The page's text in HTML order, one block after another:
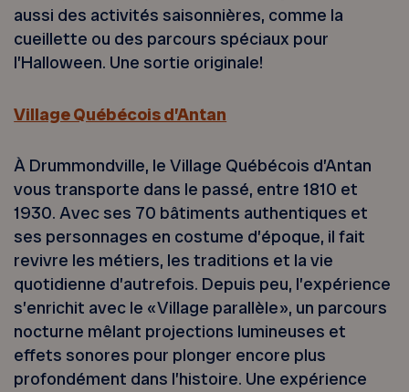
aussi des activités saisonnières, comme la
cueillette ou des parcours spéciaux pour
l’Halloween. Une sortie originale!
Village Québécois d’Antan
À Drummondville, le Village Québécois d’Antan
vous transporte dans le passé, entre 1810 et
1930. Avec ses 70 bâtiments authentiques et
ses personnages en costume d’époque, il fait
revivre les métiers, les traditions et la vie
quotidienne d’autrefois. Depuis peu, l’expérience
s’enrichit avec le « Village parallèle », un parcours
nocturne mêlant projections lumineuses et
effets sonores pour plonger encore plus
profondément dans l’histoire. Une expérience